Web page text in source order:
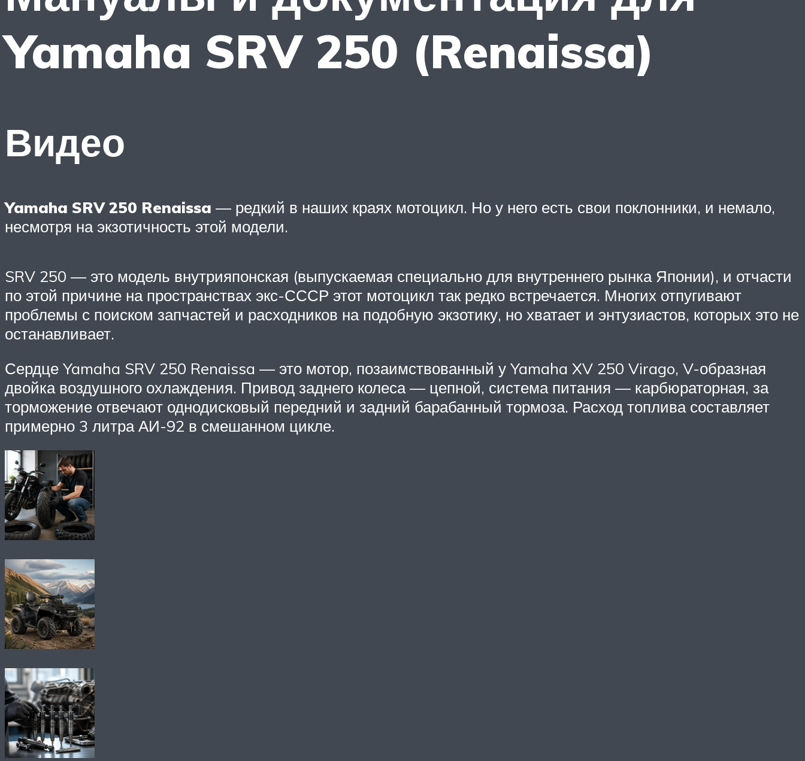
Yamaha SRV 250 (Renaissa)
Видео
Yamaha SRV 250 Renaissa — редкий в наших краях мотоцикл. Но у него есть свои поклонники, и немало,
несмотря на экзотичность этой модели.
SRV 250 — это модель внутрияпонская (выпускаемая специально для внутреннего рынка Японии), и отчасти
по этой причине на пространствах экс-СССР этот мотоцикл так редко встречается. Многих отпугивают
проблемы с поиском запчастей и расходников на подобную экзотику, но хватает и энтузиастов, которых это не
останавливает.
Сердце Yamaha SRV 250 Renaissa — это мотор, позаимствованный у Yamaha XV 250 Virago, V-образная
двойка воздушного охлаждения. Привод заднего колеса — цепной, система питания — карбюраторная, за
торможение отвечают однодисковый передний и задний барабанный тормоза. Расход топлива составляет
примерно 3 литра АИ-92 в смешанном цикле.